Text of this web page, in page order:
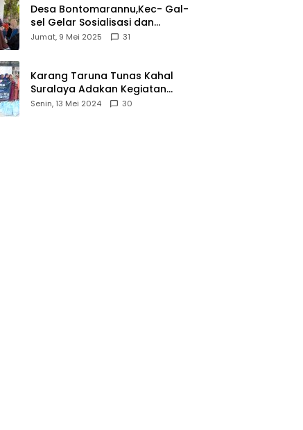
Desa Bontomarannu,Kec- Gal-
sel Gelar Sosialisasi dan
Bimtek Pemutakhiran Data ID
Jumat, 9 Mei 2025 31
Karang Taruna Tunas Kahal
Suralaya Adakan Kegiatan
Bansos Terhadap Kaum
Senin, 13 Mei 2024 30